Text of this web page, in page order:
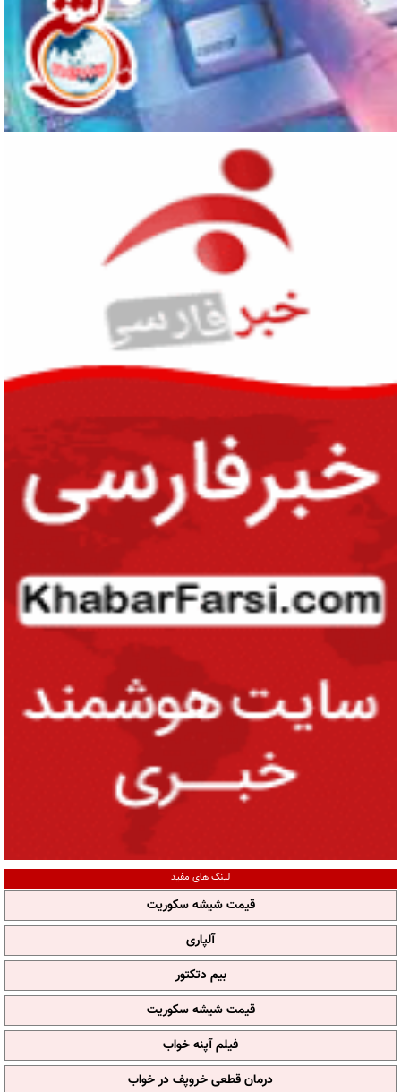
لینک های مفید
قیمت شیشه سکوریت
آلپاری
بیم دتکتور
قیمت شیشه سکوریت
فیلم آپنه خواب
درمان قطعی خروپف در خواب